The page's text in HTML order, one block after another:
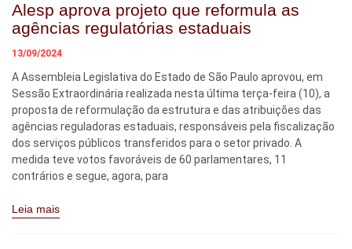
Alesp aprova projeto que reformula as
agências regulatórias estaduais
13/09/2024
A Assembleia Legislativa do Estado de São Paulo aprovou, em
Sessão Extraordinária realizada nesta última terça-feira (10), a
proposta de reformulação da estrutura e das atribuições das
agências reguladoras estaduais, responsáveis pela fiscalização
dos serviços públicos transferidos para o setor privado. A
medida teve votos favoráveis de 60 parlamentares, 11
contrários e segue, agora, para
Leia mais